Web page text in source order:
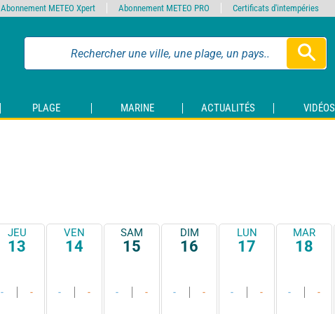
PLAGE MARINE ACTUALITÉS VIDÉOS
JEU
13
- -
VEN
14
- -
SAM
15
- -
DIM
16
- -
LUN
17
- -
MAR
18
- -
Abonnement METEO Xpert Abonnement METEO PRO Certificats d'intempéries